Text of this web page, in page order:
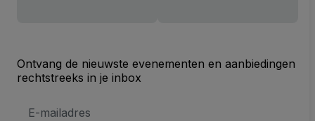
Ontvang de nieuwste evenementen en aanbiedingen
rechtstreeks in je inbox
mailadres